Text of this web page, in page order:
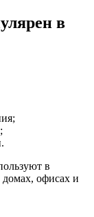
в
в
офисах и